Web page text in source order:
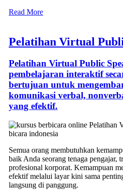
Read More
Pelatihan Virtual
Pelatihan Virtual Public
pembelajaran interaktif
bertujuan untuk
komunikasi verbal,
yang efektif.
Semua orang membutuhkan
baik Anda seorang tenaga pengajar,
profesional korporat. Kemampuan
efektif melalui layar kini sama
langsung di panggung.